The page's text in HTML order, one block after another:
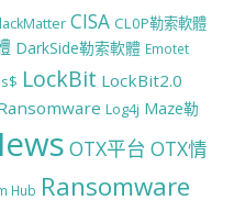
CISA CL0P勒索軟體
DarkSide勒索軟體 Emotet
LockBit LockBit2.0
Log4j Maze勒
OTX平台 OTX情
Hub Ransomware